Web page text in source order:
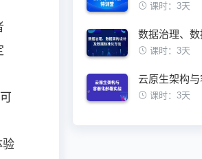
验
课时：3天
课时：3天
课时：3天